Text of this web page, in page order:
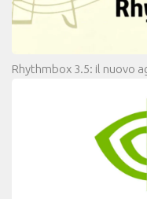
Rhythmbox 3.5: il nuovo